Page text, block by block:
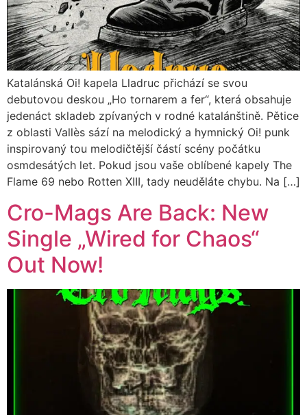
Katalánská Oi! kapela Lladruc přichází se svou
debutovou deskou „Ho tornarem a fer“, která obsahuje
jedenáct skladeb zpívaných v rodné katalánštině. Pětice
z oblasti Vallès sází na melodický a hymnický Oi! punk
inspirovaný tou melodičtější částí scény počátku
osmdesátých let. Pokud jsou vaše oblíbené kapely The
Flame 69 nebo Rotten XIII, tady neuděláte chybu. Na […]
Cro-Mags Are Back: New
Single „Wired for Chaos“
Out Now!